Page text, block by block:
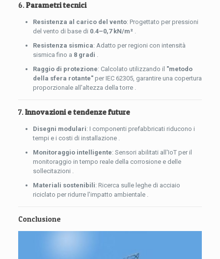
6. Parametri tecnici
Resistenza al carico del vento: Progettato per pressioni
del vento di base di 0.4–0,7 kN/m².
Resistenza sismica: Adatto per regioni con intensità
sismica fino a 8 gradi .
Raggio di protezione: Calcolato utilizzando il "metodo
della sfera rotante"per IEC 62305, garantire una copertura
proporzionale all'altezza della torre .
7. Innovazioni e tendenze future
Disegni modulari: I componenti prefabbricati riducono i
tempi e i costi di installazione .
Monitoraggio intelligente: Sensori abilitati all'IoT per il
monitoraggio in tempo reale della corrosione e delle
sollecitazioni .
Materiali sostenibili: Ricerca sulle leghe di acciaio
riciclato per ridurre l'impatto ambientale .
Conclusione